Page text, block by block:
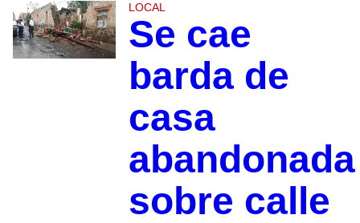
LOCAL
Se cae
barda de
casa
abandonada
sobre calle